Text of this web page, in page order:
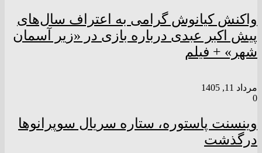
واکنش کیانوش گرامی به اعتراف سال‌های
پیش اکبر عبدی درباره بازی در «زیر آسمان
شهر» + فیلم
مرداد 11, 1405
0
وینسنت پاستوره، ستاره سریال سوپرانوها
درگذشت